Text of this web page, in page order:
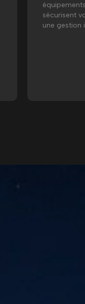
sécurisent
une gestion